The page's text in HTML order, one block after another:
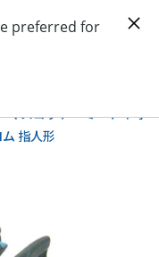
マスコット・ミニトイ ポ
指人形